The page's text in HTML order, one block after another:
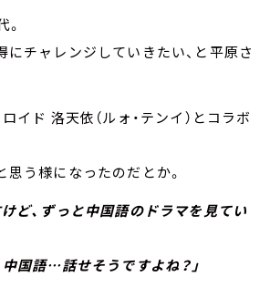
チャレンジしていきたい、と平原さ
イド 洛天依（ルォ・テンイ）とコラボ
う様になったのだとか。
ど、ずっと中国語のドラマを見てい
語…話せそうですよね？」